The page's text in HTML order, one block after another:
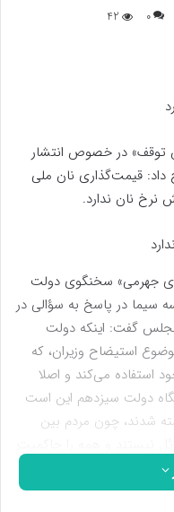
0
42
توقف» در خصوص انتشار
داد: قیمت‌گذاری نان ملی
نرخ نان ندارد.
جهرمی» سخنگوی دولت
سیما در پاسخ به سؤالی در
گفت: اینکه دولت
استیضاح وزیران، که
استفاده می‌کند و اصلا
دولت سیزدهم این است
شدند، چون مردم بین
متفاوت کرده و بنای کار
قرار داده است. مثلا یک